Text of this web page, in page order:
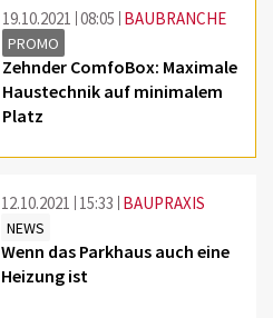
19.10.2021 08:05 BAUBRANCHE
PROMO
Zehnder ComfoBox: Maximale
Haustechnik auf minimalem
Platz
12.10.2021 15:33 BAUPRAXIS
NEWS
Wenn das Parkhaus auch eine
Heizung ist